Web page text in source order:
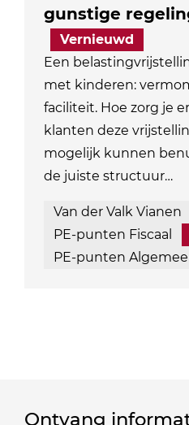
gunstige
Vernieuwd
Een
met kinderen:
faciliteit. Hoe zorg je
klanten deze
mogelijk kunnen
de juiste structuur…
Van der Valk Vianen
PE-punten Fiscaal
PE-punten
Ontvang